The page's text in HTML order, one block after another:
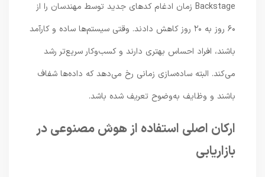
Backstage زمان ادغام کدهای جدید توسط مهندسان را از
۶۰ روز به ۲۰ روز کاهش دادند. وقتی سیستم‌ها ساده و کارآمد
باشند، افراد احساس بهتری دارند و کسب‌وکار سریع‌تر رشد
می‌کند. البته ساده‌سازی زمانی رخ می‌دهد که داده‌ها شفاف
باشند و وظایف به‌وضوح تعریف شده باشد.
ارکان اصلی استفاده از هوش مصنوعی در
بازاریابی